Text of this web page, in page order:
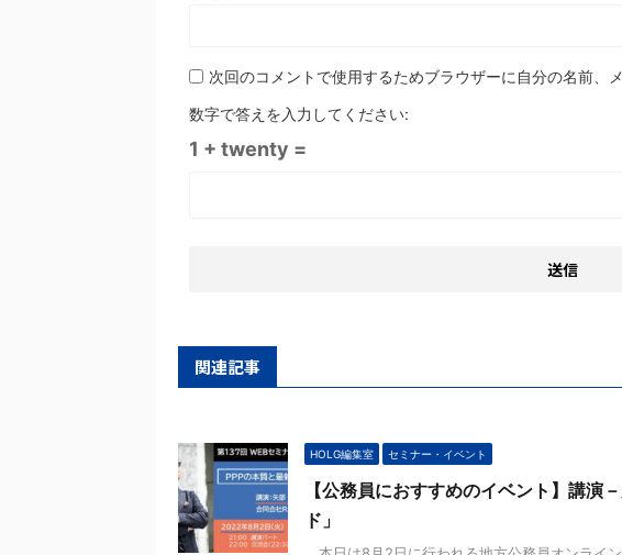
次回のコメントで使用するためブラウザーに自分の名前、
数字で答えを入力してください:
1 + twenty =
関連記事
HOLG編集室 セミナー・イベント
【公務員におすすめのイベント】講演
ド」